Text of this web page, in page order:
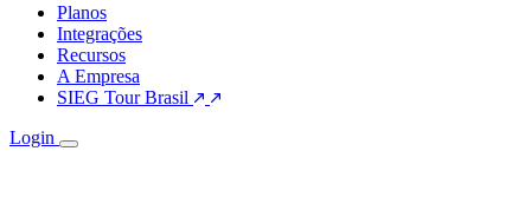
Planos
Integrações
Recursos
A Empresa
SIEG Tour Brasil
Login